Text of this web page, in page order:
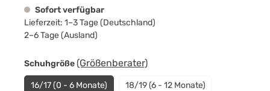
Sofort verfügbar
Lieferzeit: 1–3 Tage (Deutschland)
2–6 Tage (Ausland)
Schuhgrößeauswählen
(Größenberater)
16/17 (0 - 6 Monate) 18/19 (6 - 12 Monate)